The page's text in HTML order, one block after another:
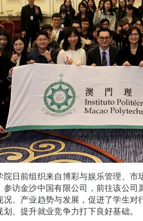
院日前组织来自博彩与娱乐管理、
参访金沙中国有限公司，前往该公
况、产业趋势与发展，促进了学生
、提升就业竞争力打下良好基础。